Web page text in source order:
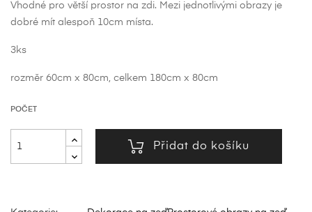
Vhodné pro větší prostor na zdi. Mezi jednotlivými obrazy je
dobré mít alespoň 10cm místa.
3ks
rozměr 60cm x 80cm, celkem 180cm x 80cm
POČET
Přidat do košíku